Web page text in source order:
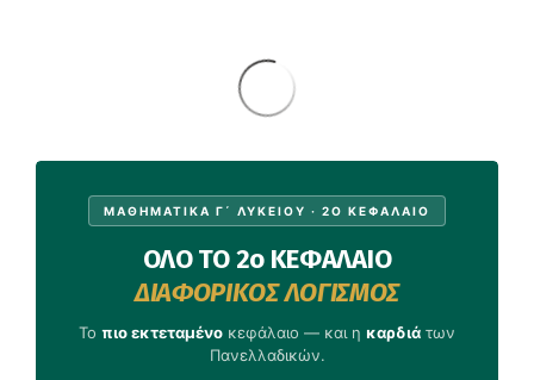
ΜΑΘΗΜΑΤΙΚΑ Γ΄ ΛΥΚΕΙΟΥ · 2Ο ΚΕΦΑΛΑΙΟ
ΟΛΟ ΤΟ 2ο ΚΕΦΑΛΑΙΟ
ΔΙΑΦΟΡΙΚΟΣ ΛΟΓΙΣΜΟΣ
Το πιο εκτεταμένο κεφάλαιο — και η καρδιά των
Πανελλαδικών.